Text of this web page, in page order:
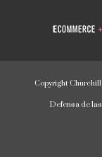
Copyright
Defensa de